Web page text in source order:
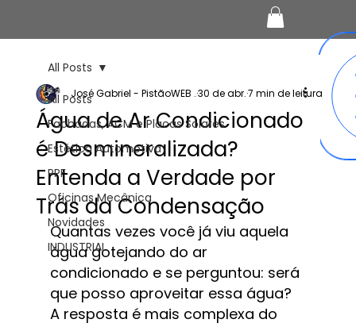
All Posts
Fachadas, ACM e Placas Solares
Estética Automotiva
PPF
Oficinas Mecânica
Novidades
INDUSTRIAL
All Posts
Água de Ar Condicionado
é Desmineralizada?
Entenda a Verdade por
Trás da Condensação
José Gabriel - PistãoWEB .30 de abr.7 min de leitura
Quantas vezes você já viu aquela
água gotejando do ar
condicionado e se perguntou: será
que posso aproveitar essa água?
A resposta é mais complexa do